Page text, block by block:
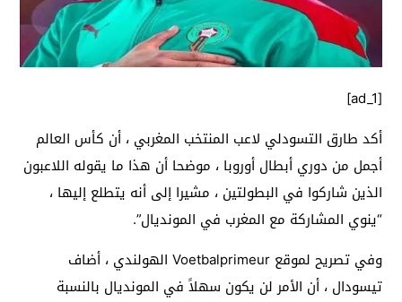
[ad_1]
أكد طارق التسودلي لاعب المنتخب المغربي ، أن كأس العالم
أجمل من دوري أبطال أوروبا ، موضحا أن هذا ما يقوله اللاعبون
الذين شاركوا في البطولتين ، مشيرا إلى أنه يتطلع إليها ،
“ينوي المشاركة مع المغرب في المونديال”.
وفي تصريح لموقع Voetbalprimeur الهولندي ، أضاف
تيسودال ، أن الأمر لن يكون سهلاً في المونديال بالنسبة